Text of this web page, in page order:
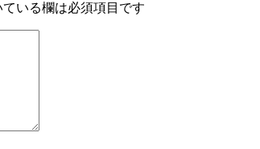
ている欄は必須項目です